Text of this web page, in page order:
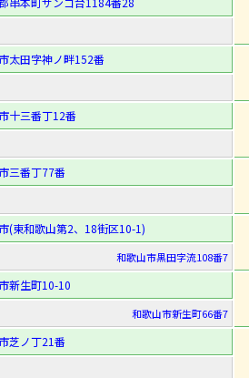
太田字神ノ畔152番
十三番丁12番
三番丁77番
(東和歌山第2、18街区10-1)
和歌山市黒田字流108番7
新生町10-10
和歌山市新生町66番7
芝ノ丁21番